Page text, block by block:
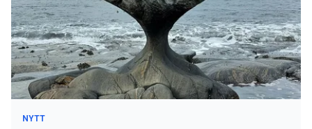
NYTT